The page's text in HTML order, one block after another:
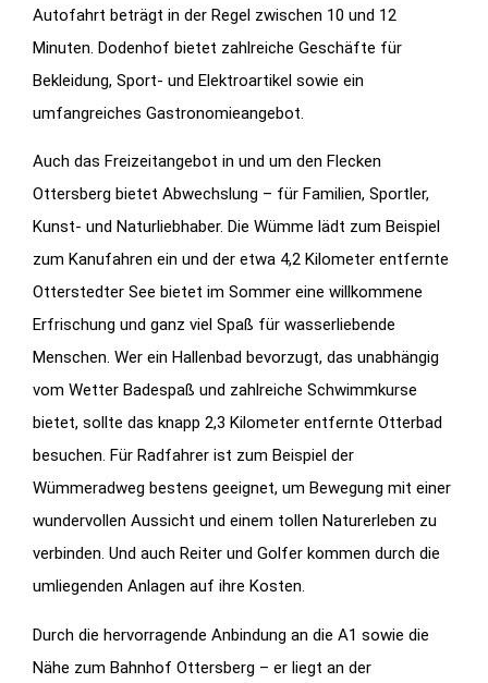
Autofahrt beträgt in der Regel zwischen 10 und 12
Minuten. Dodenhof bietet zahlreiche Geschäfte für
Bekleidung, Sport- und Elektroartikel sowie ein
umfangreiches Gastronomieangebot.
Auch das Freizeitangebot in und um den Flecken
Ottersberg bietet Abwechslung – für Familien, Sportler,
Kunst- und Naturliebhaber. Die Wümme lädt zum Beispiel
zum Kanufahren ein und der etwa 4,2 Kilometer entfernte
Otterstedter See bietet im Sommer eine willkommene
Erfrischung und ganz viel Spaß für wasserliebende
Menschen. Wer ein Hallenbad bevorzugt, das unabhängig
vom Wetter Badespaß und zahlreiche Schwimmkurse
bietet, sollte das knapp 2,3 Kilometer entfernte Otterbad
besuchen. Für Radfahrer ist zum Beispiel der
Wümmeradweg bestens geeignet, um Bewegung mit einer
wundervollen Aussicht und einem tollen Naturerleben zu
verbinden. Und auch Reiter und Golfer kommen durch die
umliegenden Anlagen auf ihre Kosten.
Durch die hervorragende Anbindung an die A1 sowie die
Nähe zum Bahnhof Ottersberg – er liegt an der